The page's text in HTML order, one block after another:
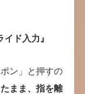
ド入力』
ン」と押すの
まま、指を離